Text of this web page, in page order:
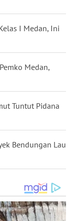
I Medan, Ini
Medan,
Tuntut Pidana
Bendungan Lau